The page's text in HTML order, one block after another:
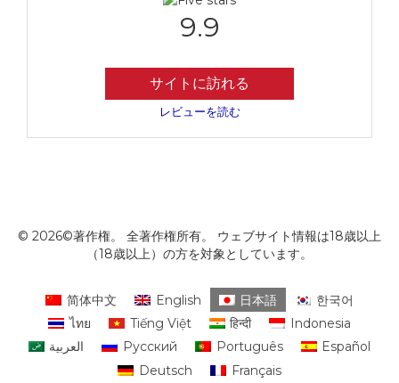
9.9
サイトに訪れる
レビューを読む
© 2026©著作権。 全著作権所有。 ウェブサイト情報は18歳以上
（18歳以上）の方を対象としています。
简体中文 English 日本語
한국어
ไทย
Tiếng Việt हिन्दी
Indonesia
العربية
Русский Português
Español
Deutsch
Français